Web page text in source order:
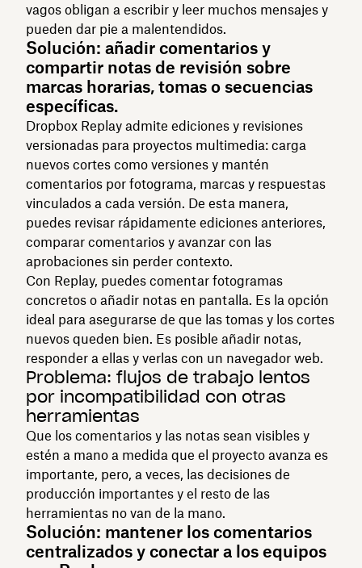
vagos obligan a escribir y leer muchos mensajes y
pueden dar pie a malentendidos.
Solución: añadir comentarios y
compartir notas de revisión sobre
marcas horarias, tomas o secuencias
específicas.
Dropbox Replay admite ediciones y revisiones
versionadas para proyectos multimedia: carga
nuevos cortes como versiones y mantén
comentarios por fotograma, marcas y respuestas
vinculados a cada versión. De esta manera,
puedes revisar rápidamente ediciones anteriores,
comparar comentarios y avanzar con las
aprobaciones sin perder contexto.
Con Replay, puedes comentar fotogramas
concretos o añadir notas en pantalla. Es la opción
ideal para asegurarse de que las tomas y los cortes
nuevos queden bien. Es posible añadir notas,
responder a ellas y verlas con un navegador web.
Problema: flujos de trabajo lentos
por incompatibilidad con otras
herramientas
Que los comentarios y las notas sean visibles y
estén a mano a medida que el proyecto avanza es
importante, pero, a veces, las decisiones de
producción importantes y el resto de las
herramientas no van de la mano.
Solución: mantener los comentarios
centralizados y conectar a los equipos